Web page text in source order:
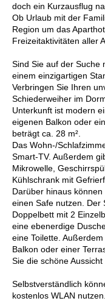
doch ein Kurzausflug
Ob Urlaub mit der
Region um das
Freizeitaktivitäten aller
Sind Sie auf der Suche
einem einzigartigen
Verbringen Sie Ihren
Schiederweiher im
Unterkunft ist modern
eigenen Balkon oder
beträgt ca. 28 m².
Das Wohn-/
Smart-TV. Außerdem
Mikrowelle,
Kühlschrank mit
Darüber hinaus
einen Safe nutzen. Der
Doppelbett mit 2
eine ebenerdige
eine Toilette.
Balkon oder einer
Sie die schöne
Selbstverständlich
kostenlos WLAN